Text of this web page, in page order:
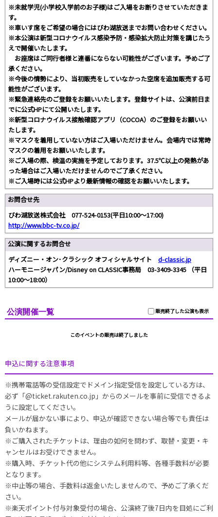
※未就学児(小学校入学前のお子様)はご入場をお断りさせていただきま
す。
※車いす席をご希望の場合にはびわ湖放送までお問い合わせください。
※本公演は新型コロナウイルス感染予防・感染拡大防止対策を講じたう
えで開催いたします。
お座席はご同行者様と連番にならない可能性がございます。予めご了
承ください。
※今後の情勢により、当初販売をしていなかった空席を追加販売する可
能性がございます。
※緊急連絡先のご登録をお願いいたします。登録サイトは、公演前日ま
でに公式HPにて公開いたします。
※新型コロナウイルス接触確認アプリ（COCOA）のご登録をお願いい
たします。
※マスクを着用していない方はご入場いただけません。会場内では常時
マスクの着用をお願いいたします。
※ご入場の際、検温の実施を予定しております。37.5℃以上の発熱があ
った場合はご入場いただけませんのでご了承ください。
※ご入場時には公式HPより最新情報の確認をお願いいたします。
お問合せ先
びわ湖放送株式会社 077-524-0153(平日10:00～17:00)
http://www.bbc-tv.co.jp/
公演に関するお問合せ
ディズニー・オン･クラシック オフィシャルサイト d-classic.jp
ハーモニージャパン/Disney on CLASSIC事務局 03-3409-3345 （平日
10:00～18:00）
販売終了した公演も表示
公演開催一覧
このイベントの販売は終了しました
申込に関する注意事項
※携帯電話等の受信設定でドメイン指定受信を設定している方は、
必ず「@ticket.rakuten.co.jp」からのメールを事前に受信できるよ
うに設定してください。
メールが届かない事により、申込が確認できない場合等でも責任は
負いかねます。
※ご購入されたチケットは、理由の如何を問わず、取替・変更・キ
ャンセルはお受けできません。
※購入時、チケット代の他にシステム利用料等、各種手数料が必要
となります。
※中止等の場合、手数料は返金いたしませんので、予めご了承くだ
さい。
※楽天ポイント付与対象受付の場合、公演終了後7日内を目処にご利